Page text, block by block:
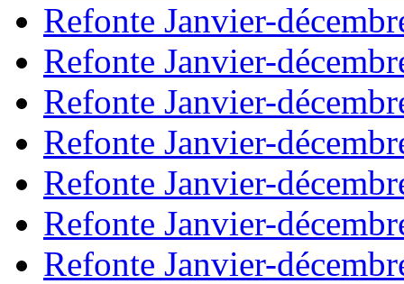
Refonte Janvier-
Refonte Janvier-
Refonte Janvier-
Refonte Janvier-
Refonte Janvier-
Refonte Janvier-
Refonte Janvier-